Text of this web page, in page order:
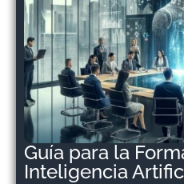
Guía para la
Inteligencia